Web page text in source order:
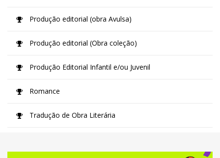
Produção editorial (obra Avulsa)
Produção editorial (Obra coleção)
Produção Editorial Infantil e/ou Juvenil
Romance
Tradução de Obra Literária